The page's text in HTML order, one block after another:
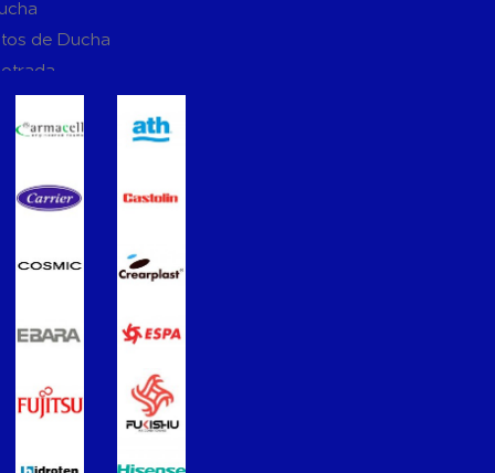
de Ducha